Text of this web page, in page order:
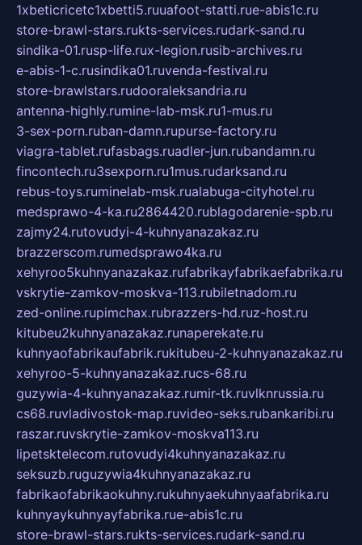
1xbeticricetc1xbetti5.ruuafoot-statti.rue-abis1c.ru
store-brawl-stars.rukts-services.rudark-sand.ru
sindika-01.rusp-life.rux-legion.rusib-archives.ru
e-abis-1-c.rusindika01.ruvenda-festival.ru
store-brawlstars.rudooraleksandria.ru
antenna-highly.rumine-lab-msk.ru1-mus.ru
3-sex-porn.ruban-damn.rupurse-factory.ru
viagra-tablet.rufasbags.ruadler-jun.rubandamn.ru
fincontech.ru3sexporn.ru1mus.rudarksand.ru
rebus-toys.ruminelab-msk.rualabuga-cityhotel.ru
medsprawo-4-ka.ru2864420.rublagodarenie-spb.ru
zajmy24.rutovudyi-4-kuhnyanazakaz.ru
brazzerscom.rumedsprawo4ka.ru
xehyroo5kuhnyanazakaz.rufabrikayfabrikaefabrika.ru
vskrytie-zamkov-moskva-113.rubiletnadom.ru
zed-online.rupimchax.rubrazzers-hd.ruz-host.ru
kitubeu2kuhnyanazakaz.runaperekate.ru
kuhnyaofabrikaufabrik.rukitubeu-2-kuhnyanazakaz.ru
xehyroo-5-kuhnyanazakaz.rucs-68.ru
guzywia-4-kuhnyanazakaz.rumir-tk.ruvlknrussia.ru
cs68.ruvladivostok-map.ruvideo-seks.rubankaribi.ru
raszar.ruvskrytie-zamkov-moskva113.ru
lipetsktelecom.rutovudyi4kuhnyanazakaz.ru
seksuzb.ruguzywia4kuhnyanazakaz.ru
fabrikaofabrikaokuhny.rukuhnyaekuhnyaafabrika.ru
kuhnyaykuhnyayfabrika.rue-abis1c.ru
store-brawl-stars.rukts-services.rudark-sand.ru